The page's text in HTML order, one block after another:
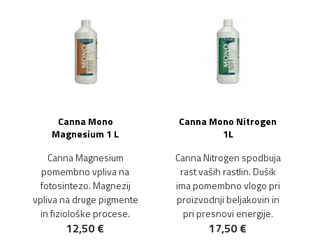
Canna Mono
Magnesium 1 L
Canna Magnesium
pomembno vpliva na
fotosintezo. Magnezij
vpliva na druge pigmente
in fiziološke procese.
12,50 €
Canna Mono Nitrogen
1L
Canna Nitrogen spodbuja
rast vaših rastlin. Dušik
ima pomembno vlogo pri
proizvodnji beljakovin in
pri presnovi energije.
17,50 €